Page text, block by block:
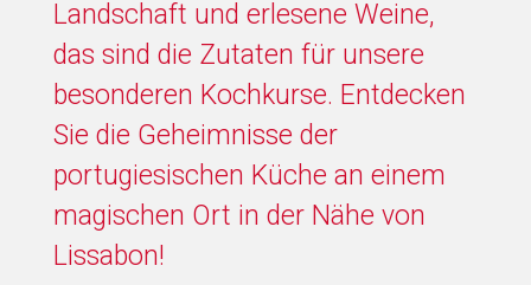
Landschaft und erlesene Weine,
das sind die Zutaten für unsere
besonderen Kochkurse. Entdecken
Sie die Geheimnisse der
portugiesischen Küche an einem
magischen Ort in der Nähe von
Lissabon!